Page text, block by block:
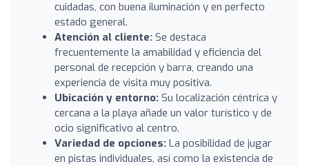
cuidadas, con buena iluminación y en perfecto
estado general.
Atención al cliente: Se destaca
frecuentemente la amabilidad y eficiencia del
personal de recepción y barra, creando una
experiencia de visita muy positiva.
Ubicación y entorno: Su localización céntrica y
cercana a la playa añade un valor turístico y de
ocio significativo al centro.
Variedad de opciones: La posibilidad de jugar
en pistas individuales, así como la existencia de